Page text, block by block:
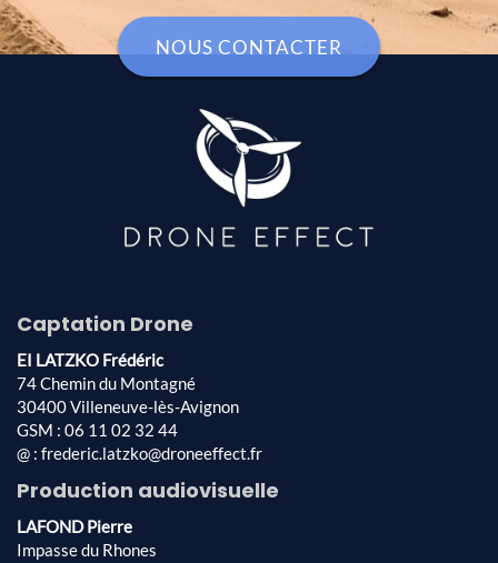
NOUS CONTACTER
Captation Drone
EI LATZKO Frédéric
74 Chemin du Montagné
30400 Villeneuve-lès-Avignon
GSM : 06 11 02 32 44
@ : frederic.latzko@droneeffect.fr
Production audiovisuelle
LAFOND Pierre
Impasse du Rhones